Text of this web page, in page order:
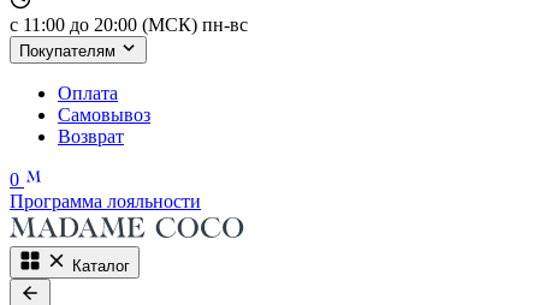
с 11:00 до 20:00 (МСК) пн-вс
Покупателям
Оплата
Самовывоз
Возврат
0
Программа лояльности
Каталог